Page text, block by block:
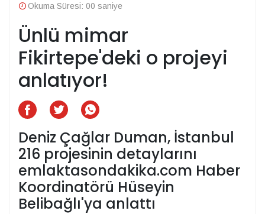
Okuma Süresi: 00 saniye
Ünlü mimar
Fikirtepe'deki o projeyi
anlatıyor!
Deniz Çağlar Duman, İstanbul
216 projesinin detaylarını
emlaktasondakika.com Haber
Koordinatörü Hüseyin
Belibağlı'ya anlattı